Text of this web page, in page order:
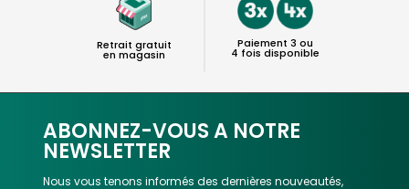
Retrait gratuit
en magasin
Paiement 3 ou
4 fois disponible
ABONNEZ-VOUS A NOTRE
NEWSLETTER
Nous vous tenons informés des dernières nouveautés,